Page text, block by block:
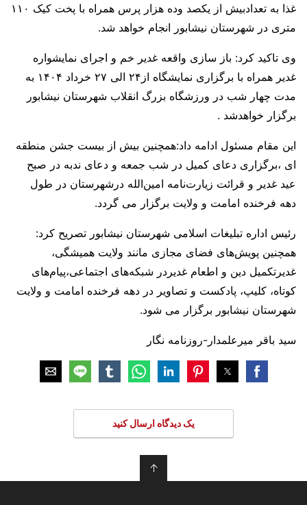
غذا به تعدادبیش از یکصد وده هزار پرس همراه با پخت کیک ۱۱۰
متری در شهرستان نیشابور انجام خواهد شد.
وی تاکید کرد: باز سازی واقعه غدیر خم و اجرای نمایشواره
غدیر همراه با برگزاری نمایشگاه از۲۴ الی ۲۷ خرداد ۱۴۰۴ به
مدت چهار شب در ورزشگاه بزرگ انقلاب شهرستان نیشابور
برگزار خواهدشد .
این مقام مسئول ادامه داد:همچنین بیش از بیست جشن منطقه
ای ،برگزاری دعای کمیل در شب جمعه و دعای ندبه در صبح
عید غدیر و قرائت زیارت‌نامه امین‌الله درشهرستان در طول
دهه فرخنده امامت و ولایت برگزار می گردد.
رئیس اداره تبلیغات اسلامی شهرستان نیشابور تصریح کرد:
همچنین پویش‌های فضای مجازی مانند ولایت همیشگی،
غدیرتکمیل دین و اطعام غدیردر شبکه‌های اجتماعی،پیام‌های
کوتاه، کلیپ، پادکست و تصاویر در دهه فرخنده امامت و ولایت
شهرستان نیشابور برگزار می شود.
سید باقر میرعلمدار-روزنامه نگار
یک دیدگاه ارسال کنید
↑